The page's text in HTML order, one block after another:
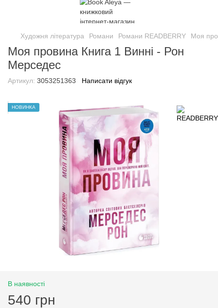
Художня література Романи Романи READBERRY Моя
Моя провина Книга 1 Винні - Рон
Мерседес
Артикул: 3053251363 Написати відгук
НОВИНКА
В наявності
540 грн